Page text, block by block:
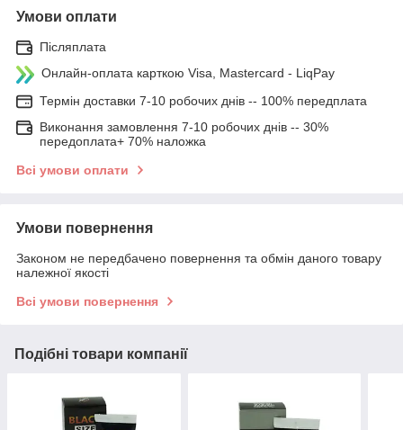
Умови оплати
Післяплата
Онлайн-оплата карткою Visa, Mastercard - LiqPay
Термін доставки 7-10 робочих днів -- 100% передплата
Виконання замовлення 7-10 робочих днів -- 30%
передоплата+ 70% наложка
Всі умови оплати
Умови повернення
Законом не передбачено повернення та обмін даного товару
належної якості
Всі умови повернення
Подібні товари компанії